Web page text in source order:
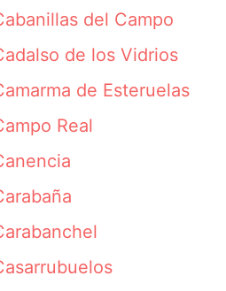
del Campo
de los Vidrios
de Esteruelas
Real